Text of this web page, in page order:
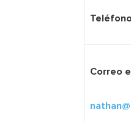
Correo